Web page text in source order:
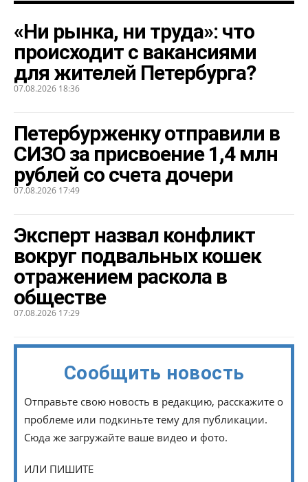
«Ни рынка, ни труда»: что
происходит с вакансиями
для жителей Петербурга?
07.08.2026 18:36
Петербурженку отправили в
СИЗО за присвоение 1,4 млн
рублей со счета дочери
07.08.2026 17:49
Эксперт назвал конфликт
вокруг подвальных кошек
отражением раскола в
обществе
07.08.2026 17:29
Сообщить новость
Отправьте свою новость в редакцию, расскажите о
проблеме или подкиньте тему для публикации.
Сюда же загружайте ваше видео и фото.
ИЛИ ПИШИТЕ